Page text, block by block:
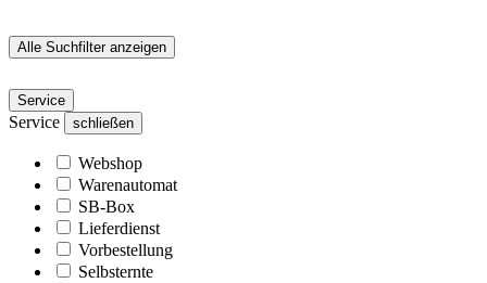
Alle Suchfilter anzeigen
Service
Service schließen
Webshop
Warenautomat
SB-Box
Lieferdienst
Vorbestellung
Selbsternte